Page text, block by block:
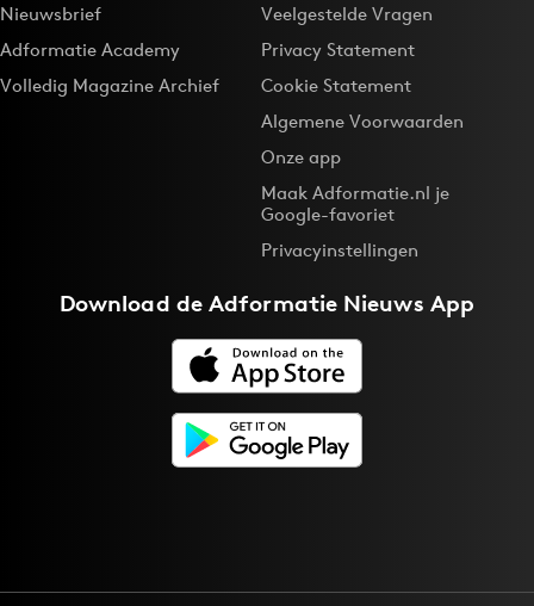
Nieuwsbrief
Adformatie Academy
Volledig Magazine Archief
Veelgestelde Vragen
Privacy Statement
Cookie Statement
Algemene Voorwaarden
Onze app
Maak Adformatie.nl je
Google-favoriet
Privacyinstellingen
Download deAdformatie Nieuws App